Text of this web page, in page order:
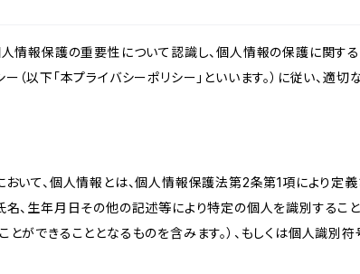
情報保護の重要性について認識し、個人情報の保護に関する
（以下「本プライバシーポリシー」といいます。）に従い、適
おいて、個人情報とは、個人情報保護法第2条第1項により定
名、生年月日その他の記述等により特定の個人を識別するこ
ができることとなるものを含みます。）、もしくは個人識別